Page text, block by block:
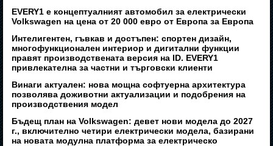
EVERY1 е концептуалният автомобил за електрически
Volkswagen на цена от 20 000 евро от Европа за Европа
Интелигентен, гъвкав и достъпен: спортен дизайн,
многофункционален интериор и дигитални функции
правят производствената версия на ID. EVERY1
привлекателна за частни и търговски клиенти
Винаги актуален: нова мощна софтуерна архитектура
позволява доживотни актуализации и подобрения на
производствения модел
Бъдещ план на Volkswagen: девет нови модела до 2027
г., включително четири електрически модела, базирани
на новата модулна платформа за електрическо